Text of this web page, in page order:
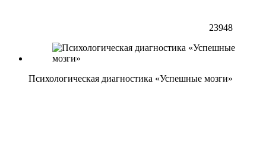
23948
Психологическая диагностика «Успешные мозги»